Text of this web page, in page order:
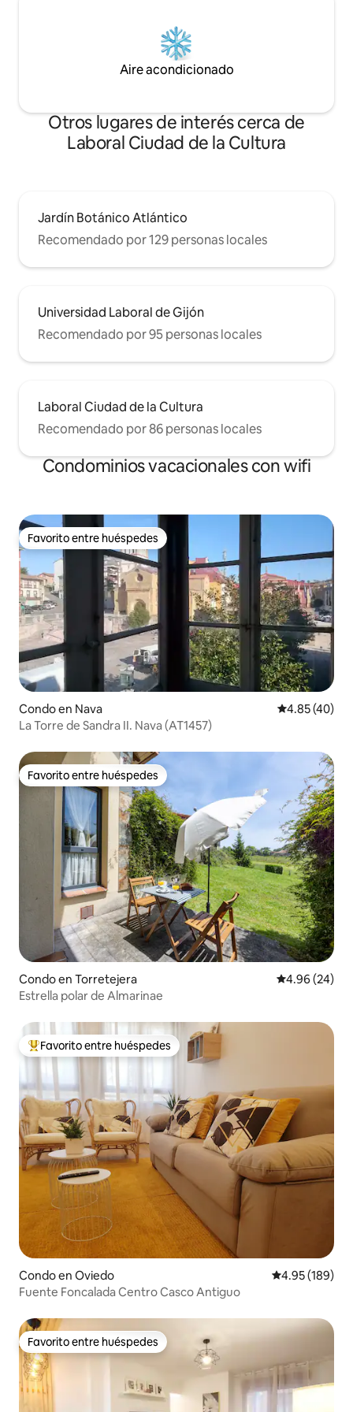
Aire acondicionado
Otros lugares de interés cerca de
Laboral Ciudad de la Cultura
Jardín Botánico Atlántico
Recomendado por 129 personas locales
Universidad Laboral de Gijón
Recomendado por 95 personas locales
Laboral Ciudad de la Cultura
Recomendado por 86 personas locales
Condominios vacacionales con wifi
Favorito entre huéspedes
Favorito entre huéspedes
Condo en Nava Calificación
4.85 (40)
La Torre de Sandra II. Nava (AT1457)
Favorito entre huéspedes
Favorito entre huéspedes
Condo en Torretejera Calificación
4.96 (24)
Estrella polar de Almarinae
Favorito entre huéspedes preferido
Favorito entre huéspedes
Condo en Oviedo Calificación
4.95 (189)
Fuente Foncalada Centro Casco Antiguo
Favorito entre huéspedes
Favorito entre huéspedes